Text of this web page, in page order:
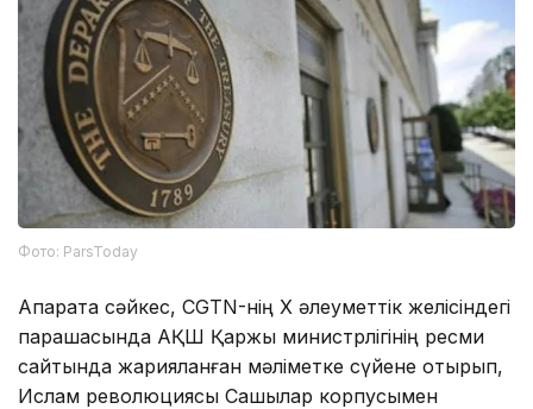
Фото: ParsToday
Ақпаратқа сәйкес, CGTN-нің X әлеуметтік желісіндегі
парақшасында АҚШ Қаржы министрлігінің ресми
сайтында жарияланған мәліметке сүйене отырып,
Ислам революциясы Сақшылар корпусымен